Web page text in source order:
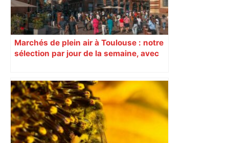
Marchés de plein air à Toulouse : notre
sélection par jour de la semaine, avec